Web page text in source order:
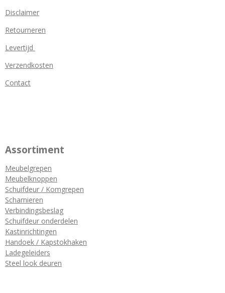
Disclaimer
Retourneren
Levertijd
Verzendkosten
Contact
Assortiment
Meubelgrepen
Meubelknoppen
Schuifdeur / Komgrepen
Scharnieren
Verbindingsbeslag
Schuifdeur onderdelen
Kastinrichtingen
Handoek / Kapstokhaken
Ladegeleiders
Steel look deuren